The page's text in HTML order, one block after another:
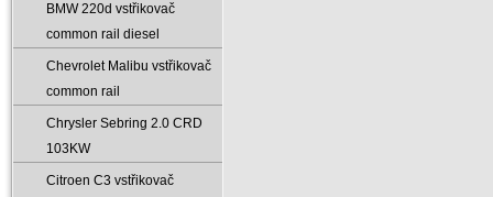
BMW 220d vstřikovač
common rail diesel
Chevrolet Malibu vstřikovač
common rail
Chrysler Sebring 2.0 CRD
103KW
Citroen C3 vstřikovač